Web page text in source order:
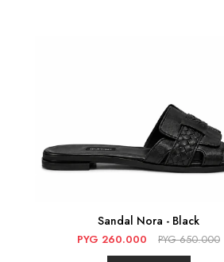
Sandal Nora - Black
PYG 260.000 PYG 650.000